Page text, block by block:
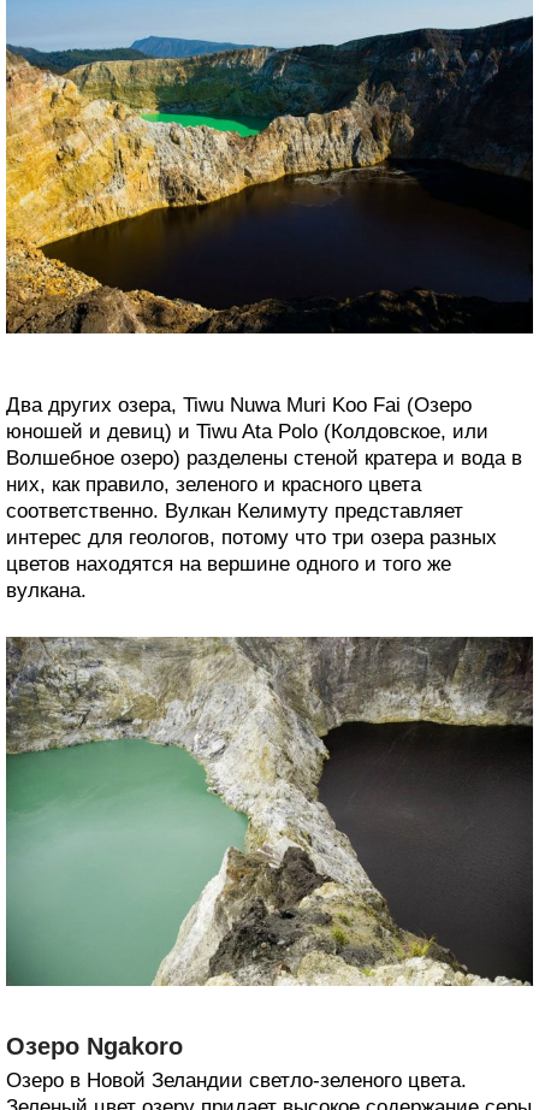
Два других озера, Tiwu Nuwa Muri Koo Fai (Озеро
юношей и девиц) и Tiwu Ata Polo (Колдовское, или
Волшебное озеро) разделены стеной кратера и вода в
них, как правило, зеленого и красного цвета
соответственно. Вулкан Келимуту представляет
интерес для геологов, потому что три озера разных
цветов находятся на вершине одного и того же
вулкана.
Озеро Ngakoro
Озеро в Новой Зеландии светло-зеленого цвета.